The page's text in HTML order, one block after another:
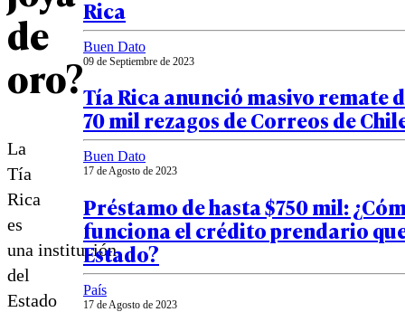
de
oro?
La
Tía
Rica
es
una institución
del
Estado
Rica
Buen Dato
09 de Septiembre de 2023
Tía Rica anunció masivo remate
70 mil rezagos de Correos de
Buen Dato
17 de Agosto de 2023
Préstamo de hasta $750 mil:
funciona el crédito prendario
Estado?
País
17 de Agosto de 2023